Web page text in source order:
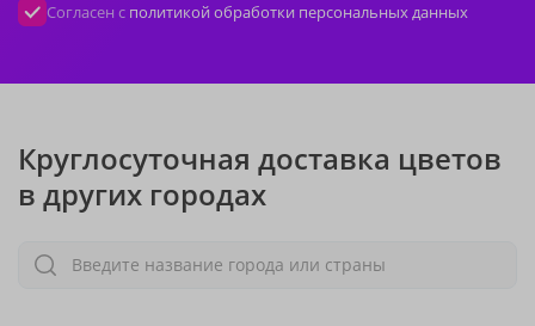
Согласен с политикой обработки персональных данных
Круглосуточная доставка цветов
в других городах
Введите название города или страны